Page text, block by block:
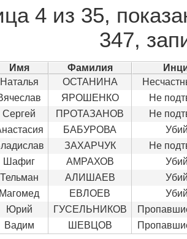
4 из 35,
347,
Имя Фамилия
Наталья ОСТАНИНА
ЯРОШЕНКО
Не
Сергей ПРОТАЗАНОВ
Не
БАБУРОВА
ЗАХАРЧУК
Не
Шафиг АМРАХОВ
Тельман АЛИШАЕВ
Магомед ЕВЛОЕВ
Юрий ГУСЕЛЬНИКОВ
Вадим ШЕВЦОВ